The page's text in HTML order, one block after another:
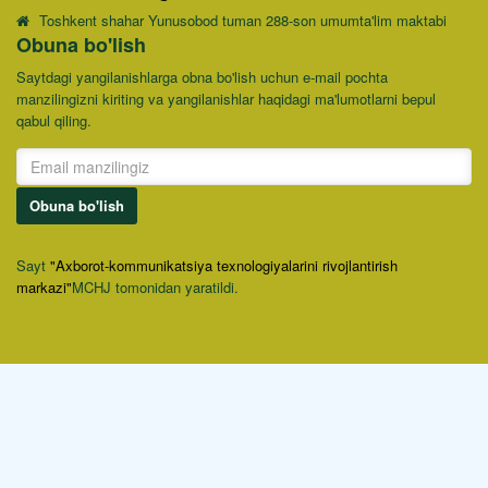
Toshkent shahar Yunusobod tuman 288-son umumta'lim maktabi
Obuna bo'lish
Saytdagi yangilanishlarga obna bo'lish uchun e-mail pochta
manzilingizni kiriting va yangilanishlar haqidagi ma'lumotlarni bepul
qabul qiling.
Obuna bo'lish
Sayt "Axborot-kommunikatsiya texnologiyalarini rivojlantirish
markazi"MCHJ tomonidan yaratildi.